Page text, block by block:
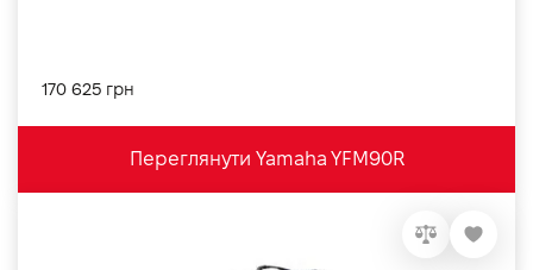
170 625 грн
Переглянути Yamaha YFM90R